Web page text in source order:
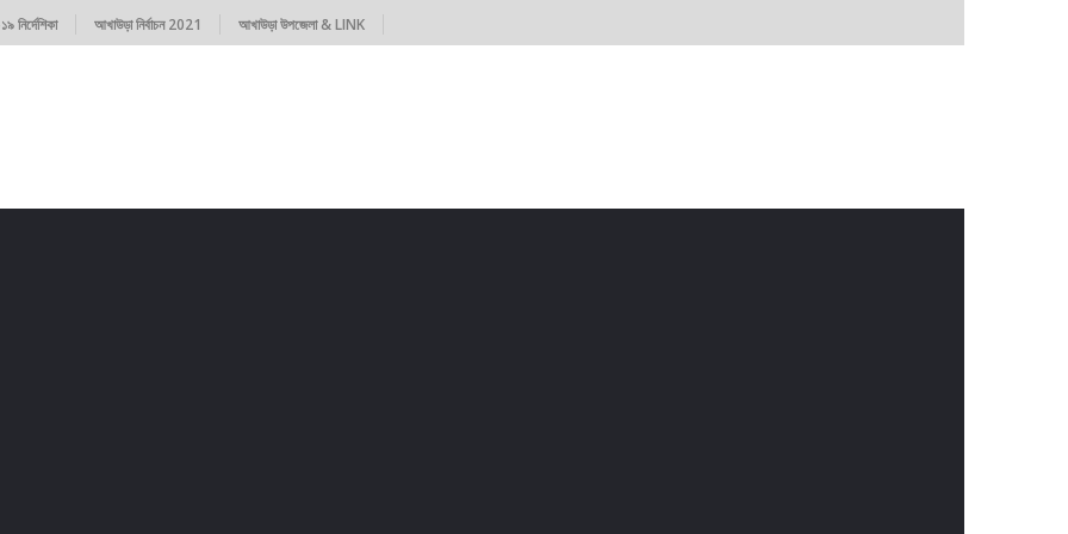
নির্দেশিকা আখাউড়া নির্বাচন 2021 আখাউড়া উপজেলা & LINK